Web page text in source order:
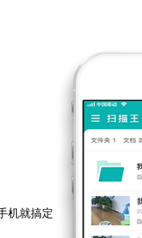
机就搞定